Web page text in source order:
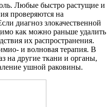
Любые быстро растущие и
проверяются на
диагноз злокачественной
как можно раньше удалить
их распространения.
и волновая терапия. В
на другие ткани и органы,
ушной раковины.